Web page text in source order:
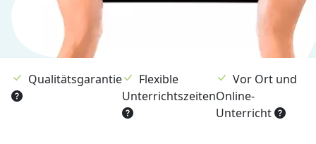
Qualitätsgarantie
Flexible
Unterrichtszeiten
Vor Ort und
Online-
Unterricht